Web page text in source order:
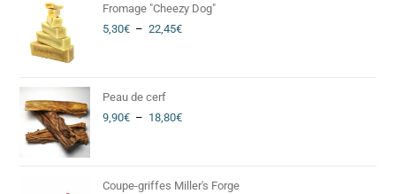
Fromage "Cheezy Dog"
5,30€ – 22,45€
Peau de cerf
9,90€ – 18,80€
Coupe-griffes Miller's Forge